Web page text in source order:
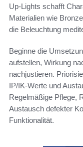
Up-Lights schafft
Materialien wie
die Beleuchtung
Beginne die
aufstellen, Wirkung
nachjustieren.
IP/IK-Werte und
Regelmäßige Pflege,
Austausch defekter
Funktionalität.